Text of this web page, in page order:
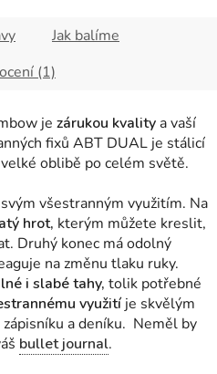
Jak balíme
(1)
je zárukou kvality a vaší
fixů ABT DUAL je stálicí
oblibě po celém světě.
všestranným využitím. Na
hrot, kterým můžete kreslit,
Druhý konec má odolný
na změnu tlaku ruky.
i slabé tahy, tolik potřebné
využitíje skvělým
a deníku. Neměl by
bullet journal.